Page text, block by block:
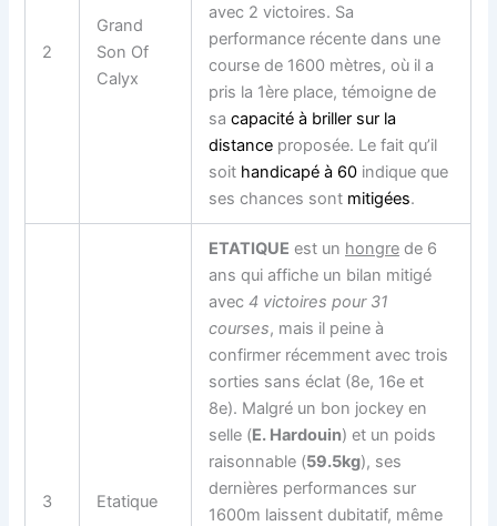
2
Grand
Son Of
Calyx
avec 2 victoires. Sa
performance récente dans une
course de 1600 mètres, où il a
pris la 1ère place, témoigne de
sacapacité à briller sur la
distance proposée. Le fait qu’il
soit handicapé à 60 indique que
ses chances sont mitigées.
3 Etatique
ETATIQUE est un hongre de 6
ans qui affiche un bilan mitigé
avec4 victoires pour 31
courses, mais il peine à
confirmer récemment avec trois
sorties sans éclat (8e, 16e et
8e). Malgré un bon jockey en
selle (E. Hardouin) et un poids
raisonnable (59.5kg), ses
dernières performances sur
1600m laissent dubitatif, même